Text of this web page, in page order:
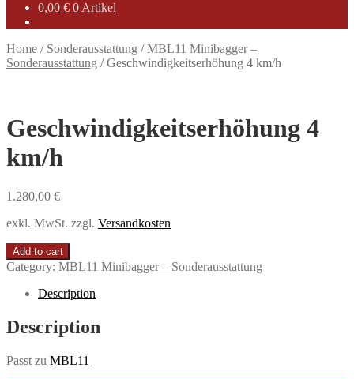
0,00 € 0 Artikel
Home / Sonderausstattung /MBL11 Minibagger –
Sonderausstattung /Geschwindigkeitserhöhung 4 km/h
Geschwindigkeitserhöhung 4
km/h
1.280,00 €
exkl. MwSt. zzgl. Versandkosten
Add to cart
Category: MBL11 Minibagger – Sonderausstattung
Description
Description
Passt zu MBL11